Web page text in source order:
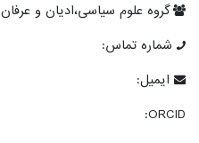
گروه علوم سیاسی،ادیان و عرفان
شماره تماس:
ایمیل:
ORCID: